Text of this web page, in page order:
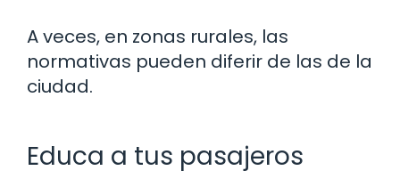
A veces, en zonas rurales, las
normativas pueden diferir de las de la
ciudad.
Educa a tus pasajeros